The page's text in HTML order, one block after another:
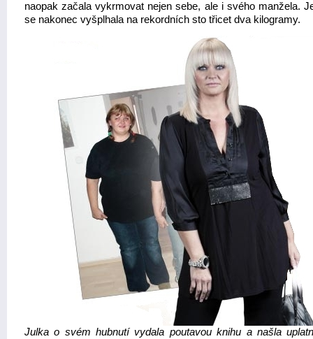
naopak začala vykrmovat nejen sebe, ale i svého manžela.
se nakonec vyšplhala na rekordních sto třicet dva kilogramy.
Julka o svém hubnutí vydala poutavou knihu a našla